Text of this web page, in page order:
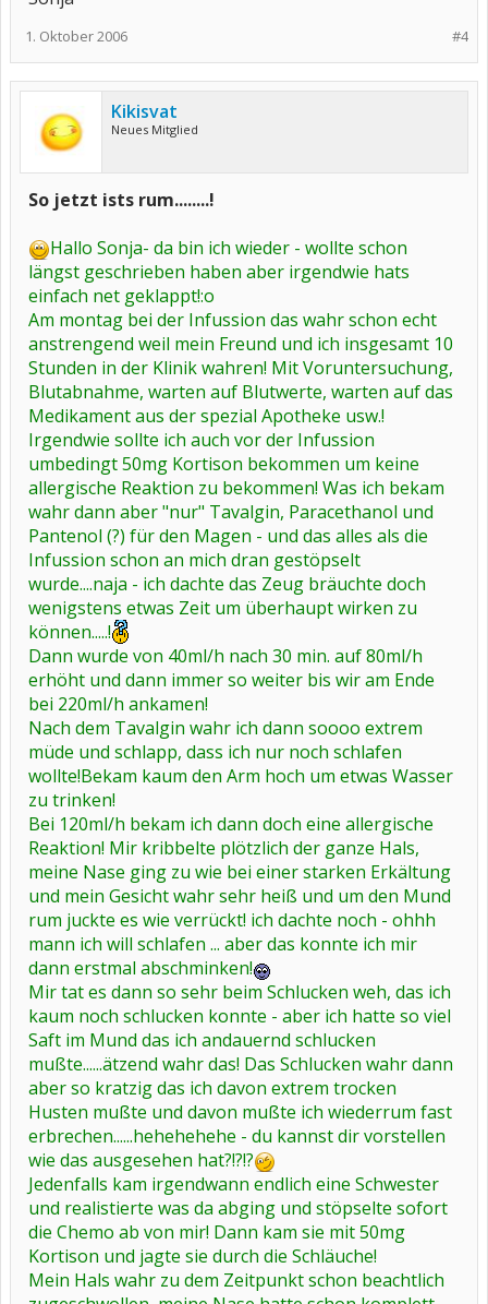
#4
1. Oktober 2006
Kikisvat
Neues Mitglied
So jetzt ists rum........!
Hallo Sonja- da bin ich wieder - wollte schon
längst geschrieben haben aber irgendwie hats
einfach net geklappt!:o
Am montag bei der Infussion das wahr schon echt
anstrengend weil mein Freund und ich insgesamt 10
Stunden in der Klinik wahren! Mit Voruntersuchung,
Blutabnahme, warten auf Blutwerte, warten auf das
Medikament aus der spezial Apotheke usw.!
Irgendwie sollte ich auch vor der Infussion
umbedingt 50mg Kortison bekommen um keine
allergische Reaktion zu bekommen! Was ich bekam
wahr dann aber "nur" Tavalgin, Paracethanol und
Pantenol (?) für den Magen - und das alles als die
Infussion schon an mich dran gestöpselt
wurde....naja - ich dachte das Zeug bräuchte doch
wenigstens etwas Zeit um überhaupt wirken zu
können.....!
Dann wurde von 40ml/h nach 30 min. auf 80ml/h
erhöht und dann immer so weiter bis wir am Ende
bei 220ml/h ankamen!
Nach dem Tavalgin wahr ich dann soooo extrem
müde und schlapp, dass ich nur noch schlafen
wollte!Bekam kaum den Arm hoch um etwas Wasser
zu trinken!
Bei 120ml/h bekam ich dann doch eine allergische
Reaktion! Mir kribbelte plötzlich der ganze Hals,
meine Nase ging zu wie bei einer starken Erkältung
und mein Gesicht wahr sehr heiß und um den Mund
rum juckte es wie verrückt! ich dachte noch - ohhh
mann ich will schlafen ... aber das konnte ich mir
dann erstmal abschminken!
Mir tat es dann so sehr beim Schlucken weh, das ich
kaum noch schlucken konnte - aber ich hatte so viel
Saft im Mund das ich andauernd schlucken
mußte......ätzend wahr das! Das Schlucken wahr dann
aber so kratzig das ich davon extrem trocken
Husten mußte und davon mußte ich wiederrum fast
erbrechen......hehehehehe - du kannst dir vorstellen
wie das ausgesehen hat?!?!?
Jedenfalls kam irgendwann endlich eine Schwester
und realistierte was da abging und stöpselte sofort
die Chemo ab von mir! Dann kam sie mit 50mg
Kortison und jagte sie durch die Schläuche!
Mein Hals wahr zu dem Zeitpunkt schon beachtlich